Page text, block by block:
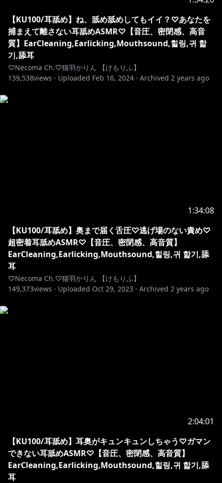
【KU100/耳舐め】ね、舐め舐めしてもイイ？♡あなたを
捕まえて離さない耳舐めASMR♡【音圧、密閉感、高音
質】EarCleaning,Earlicking,Mouthsound,힐링,귀 핥
기,舔耳
♡Necoma Ch.♡猫羽かりん 【けもりふ】
139,538views · Uploaded Feb 16, 2024 · Archived 2 years ago
1:34:08
【KU100/耳舐め】奥まで届く舌圧♡逃げ場のない責め♡
超密着耳舐めASMR♡【音圧、密閉感、高音質】
EarCleaning,Earlicking,Mouthsound,힐링,귀 핥기,舔
耳
♡Necoma Ch.♡猫羽かりん 【けもりふ】
149,373views · Uploaded Oct 29, 2023 · Archived 2 years ago
2:04:01
【KU100/耳舐め】耳奥がキュンキュンしちゃう♡ガマン
できない耳舐めASMR♡【音圧、密閉感、高音質】
EarCleaning,Earlicking,Mouthsound,힐링,귀 핥기,舔
耳